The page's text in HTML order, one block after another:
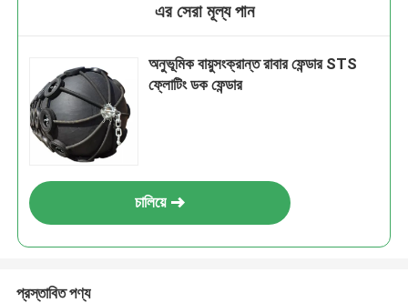
এর সেরা মূল্য পান
অনুভূমিক বায়ুসংক্রান্ত রাবার ফেন্ডার STS
ফ্লোটিং ডক ফেন্ডার
চালিয়ে
প্রস্তাবিত পণ্য